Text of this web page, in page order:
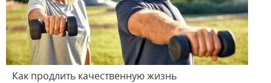
Как продлить качественную жизнь